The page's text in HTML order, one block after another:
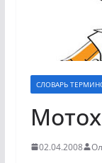
СЛОВАРЬ
02.04.2008